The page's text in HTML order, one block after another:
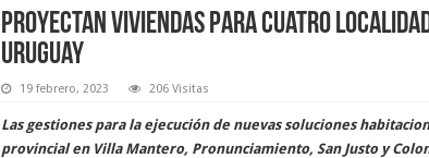
Proyectan viviendas para cuatro
Uruguay
19 febrero, 2023 206 Visitas
Las gestiones para la ejecución de nuevas soluciones
provincial en Villa Mantero, Pronunciamiento, San Justo y